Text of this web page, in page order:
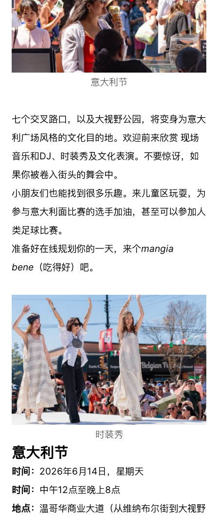
意大利节
七个交叉路口，以及大视野公园，将变身为意大
利广场风格的文化目的地。欢迎前来欣赏 现场
音乐和DJ、时装秀及文化表演。 不要惊讶，如
果你被卷入街头的舞会中。
小朋友们也能找到很多乐趣。来儿童区玩耍，为
参与意大利面比赛的选手加油，甚至可以参加人
类足球比赛。
准备好在线规划你的一天，来个mangia
bene（吃得好）吧。
时装秀
意大利节
时间： 2026年6月14日，星期天
时间： 中午12点至晚上8点
地点： 温哥华商业大道（从维纳布尔街到大视野